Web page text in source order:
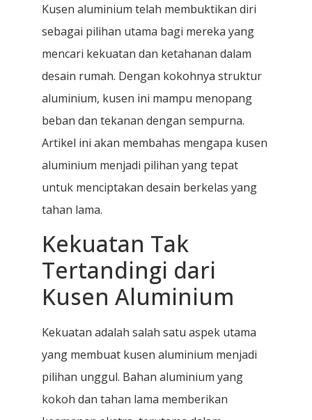
Kusen aluminium telah membuktikan diri
sebagai pilihan utama bagi mereka yang
mencari kekuatan dan ketahanan dalam
desain rumah. Dengan kokohnya struktur
aluminium, kusen ini mampu menopang
beban dan tekanan dengan sempurna.
Artikel ini akan membahas mengapa kusen
aluminium menjadi pilihan yang tepat
untuk menciptakan desain berkelas yang
tahan lama.
Kekuatan Tak
Tertandingi dari
Kusen Aluminium
Kekuatan adalah salah satu aspek utama
yang membuat kusen aluminium menjadi
pilihan unggul. Bahan aluminium yang
kokoh dan tahan lama memberikan